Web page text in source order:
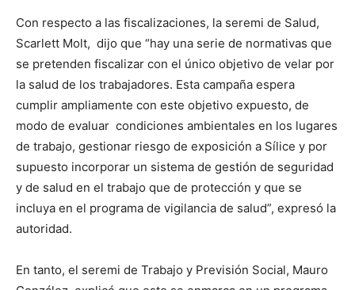
Con respecto a las fiscalizaciones, la seremi de Salud,
Scarlett Molt, dijo que “hay una serie de normativas que
se pretenden fiscalizar con el único objetivo de velar por
la salud de los trabajadores. Esta campaña espera
cumplir ampliamente con este objetivo expuesto, de
modo de evaluar condiciones ambientales en los lugares
de trabajo, gestionar riesgo de exposición a Sílice y por
supuesto incorporar un sistema de gestión de seguridad
y de salud en el trabajo que de protección y que se
incluya en el programa de vigilancia de salud”, expresó la
autoridad.
En tanto, el seremi de Trabajo y Previsión Social, Mauro